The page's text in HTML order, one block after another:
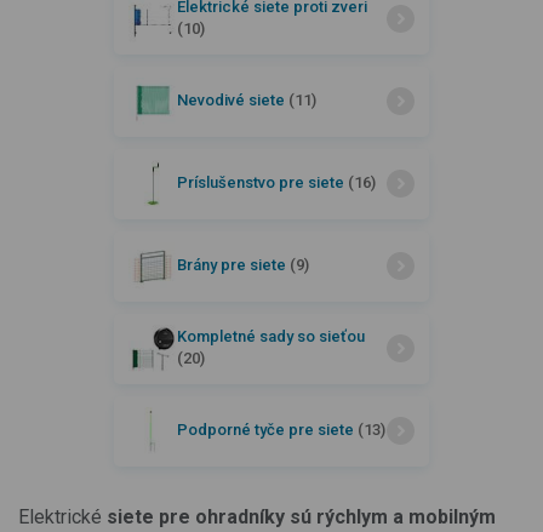
Elektrické siete proti zveri
(10)
Nevodivé siete (11)
Príslušenstvo pre siete (16)
Brány pre siete (9)
Kompletné sady so sieťou
(20)
Podporné tyče pre siete (13)
Elektrické siete pre ohradníky sú rýchlym a mobilným